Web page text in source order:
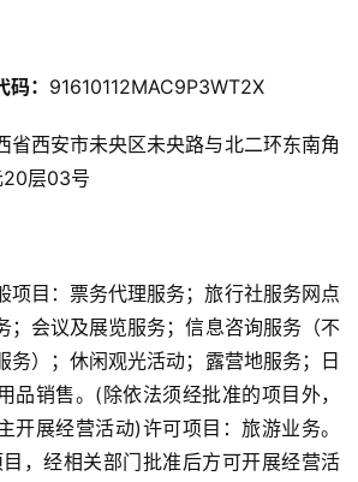
： 91610112MAC9P3WT2X
省西安市未央区未央路与北二环东南角
20层03号
项目：票务代理服务；旅行社服务网点
；会议及展览服务；信息咨询服务（不
务）；休闲观光活动；露营地服务；日
品销售。(除依法须经批准的项目外，
开展经营活动)许可项目：旅游业务。
，经相关部门批准后方可开展经营活